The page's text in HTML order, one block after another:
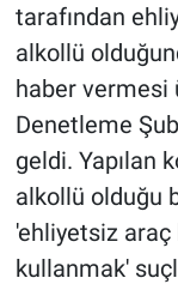
tarafından
alkollü
haber vermesi
Denetleme
geldi. Yapılan
alkollü olduğu
'ehliyetsiz
kullanmak'